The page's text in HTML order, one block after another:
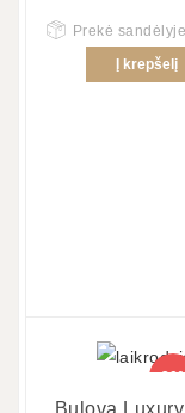
Prekė sandėlyje
Į krepšelį
-
Bulova